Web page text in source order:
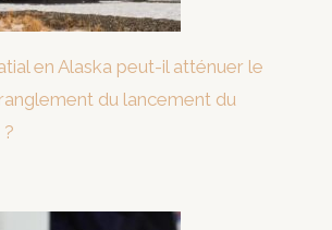
en Alaska peut-il atténuer le
du lancement du